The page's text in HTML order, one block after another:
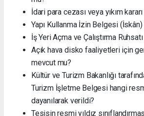
İdari para cezası veya yıkım kararı
Yapı Kullanma İzin Belgesi
İş Yeri Açma ve Çalıştırma
Açık hava disko faaliyetleri için
mevcut mu?
Kültür ve Turizm Bakanlığı
Turizm İşletme Belgesi hangi
dayanılarak verildi?
Tesisin resmi yıldız